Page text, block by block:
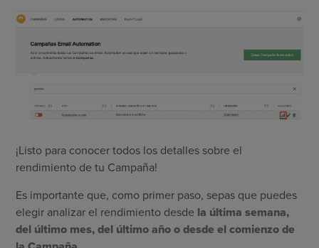
¡Listo para conocer todos los detalles sobre el
rendimiento de tu Campaña!
Es importante que, como primer paso, sepas que puedes
elegir analizar el rendimiento desde la última semana,
del último mes, del último año o desde el comienzo de